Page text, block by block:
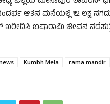
ಆತನ ಮನೆಯಲ್ಲಿ ₹12 ಲಕ್ಷ
ಐಷಾರಾಮಿ ಜೀವನ
Kumbh Mela rama mandir